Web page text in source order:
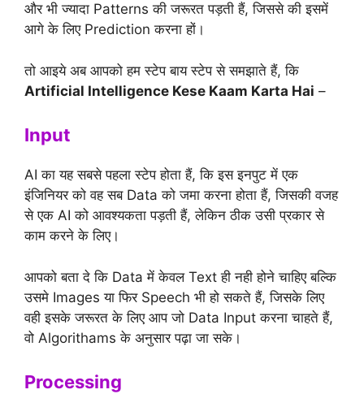
और भी ज्यादा Patterns की जरूरत पड़ती हैं, जिससे की इसमें
आगे के लिए Prediction करना हों।
तो आइये अब आपको हम स्टेप बाय स्टेप से समझाते हैं, कि
Artificial Intelligence Kese Kaam Karta Hai –
Input
AI का यह सबसे पहला स्टेप होता हैं, कि इस इनपुट में एक
इंजिनियर को वह सब Data को जमा करना होता हैं, जिसकी वजह
से एक AI को आवश्यकता पड़ती हैं, लेकिन ठीक उसी प्रकार से
काम करने के लिए।
आपको बता दे कि Data में केवल Text ही नही होने चाहिए बल्कि
उसमे Images या फिर Speech भी हो सकते हैं, जिसके लिए
वही इसके जरूरत के लिए आप जो Data Input करना चाहते हैं,
वो Algorithams के अनुसार पढ़ा जा सके।
Processing